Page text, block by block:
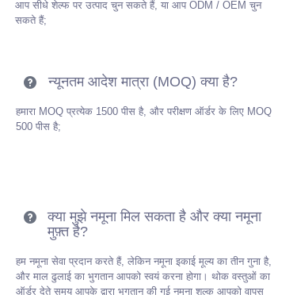
आप सीधे शेल्फ पर उत्पाद चुन सकते हैं, या आप ODM / OEM चुन
सकते हैं;
न्यूनतम आदेश मात्रा (MOQ) क्या है?
हमारा MOQ प्रत्येक 1500 पीस है, और परीक्षण ऑर्डर के लिए MOQ
500 पीस है;
क्या मुझे नमूना मिल सकता है और क्या नमूना
मुफ़्त है?
हम नमूना सेवा प्रदान करते हैं, लेकिन नमूना इकाई मूल्य का तीन गुना है,
और माल ढुलाई का भुगतान आपको स्वयं करना होगा। थोक वस्तुओं का
ऑर्डर देते समय आपके द्वारा भुगतान की गई नमूना शुल्क आपको वापस